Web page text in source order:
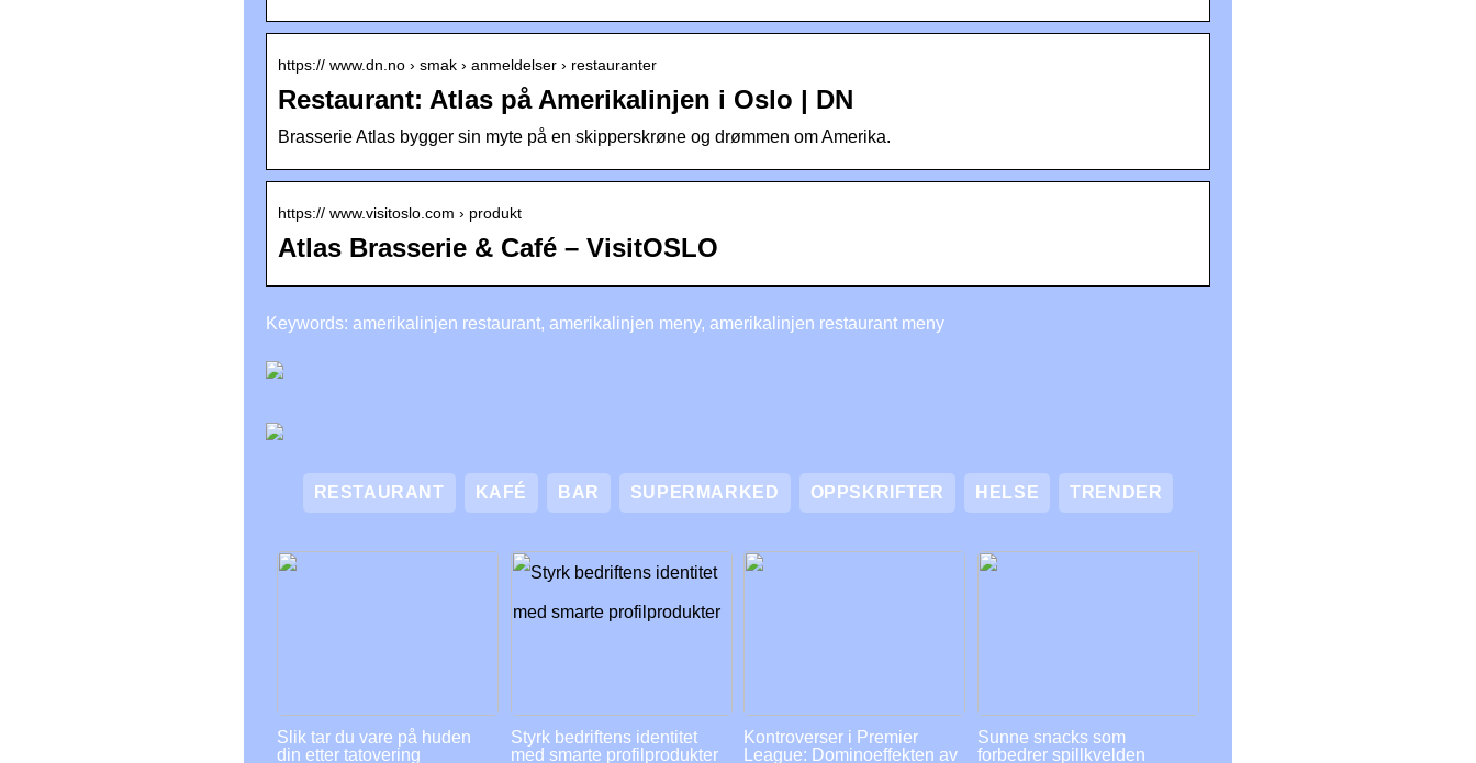
https:// www.dn.no › smak › anmeldelser › restauranter
Restaurant: Atlas på Amerikalinjen i Oslo | DN
Brasserie Atlas bygger sin myte på en skipperskrøne og drømmen om Amerika.
https:// www.visitoslo.com › produkt
Atlas Brasserie & Café – VisitOSLO
Keywords: amerikalinjen restaurant, amerikalinjen meny, amerikalinjen restaurant meny
RESTAURANT KAFÉ BAR SUPERMARKED OPPSKRIFTER HELSE TRENDER
Slik tar du vare på huden
din etter tatovering
Styrk bedriftens identitet
med smarte profilprodukter
Kontroverser i Premier
League: Dominoeffekten av
Sunne snacks som
forbedrer spillkvelden